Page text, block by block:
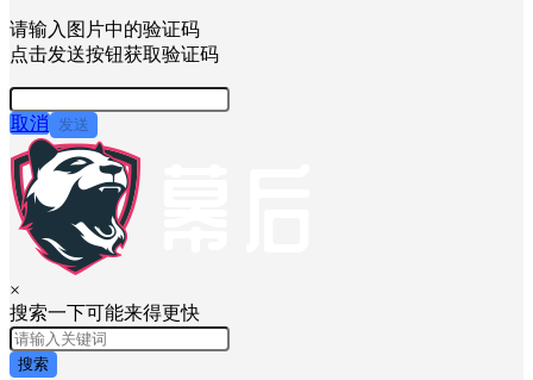
请输入图片中的验证码
点击发送按钮获取验证码
取消 发送
×
搜索一下可能来得更快
搜索